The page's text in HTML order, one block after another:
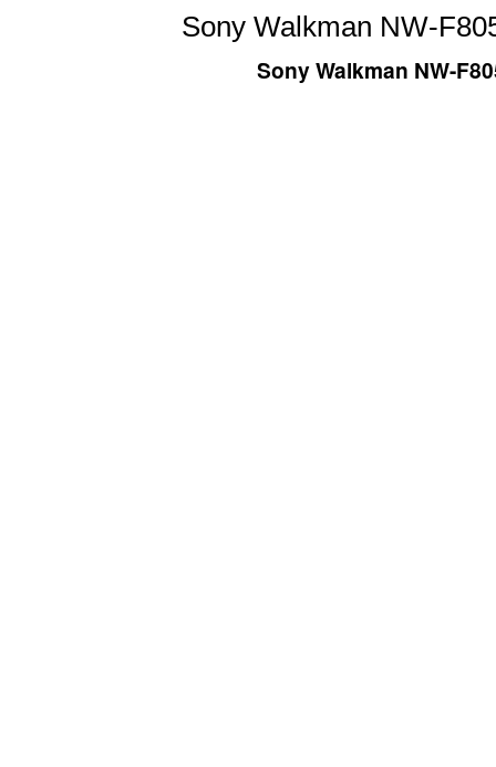
Sony Walkman NW-
Sony Walkman NW-